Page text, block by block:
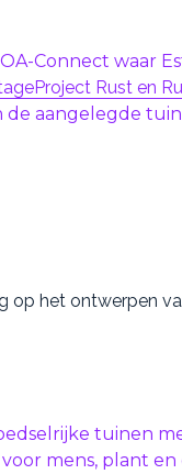
Connect waar
Rust en
de aangelegde
op het ontwerpen
tuinen
mens, plant